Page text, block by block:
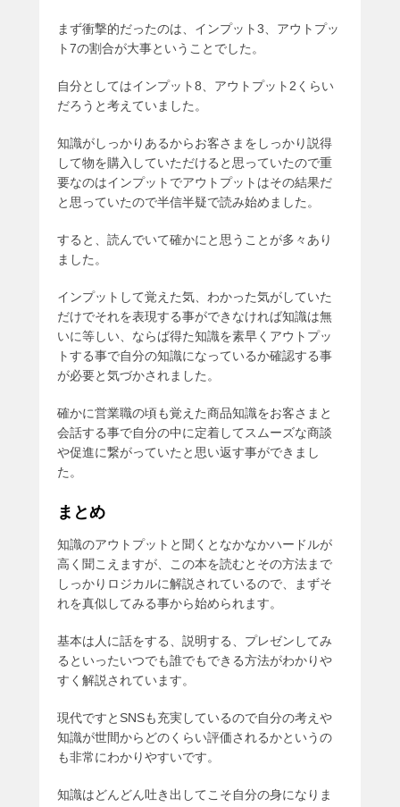
まず衝撃的だったのは、インプット3、アウトプッ
ト7の割合が大事ということでした。
自分としてはインプット8、アウトプット2くらい
だろうと考えていました。
知識がしっかりあるからお客さまをしっかり説得
して物を購入していただけると思っていたので重
要なのはインプットでアウトプットはその結果だ
と思っていたので半信半疑で読み始めました。
すると、読んでいて確かにと思うことが多々あり
ました。
インプットして覚えた気、わかった気がしていた
だけでそれを表現する事ができなければ知識は無
いに等しい、ならば得た知識を素早くアウトプッ
トする事で自分の知識になっているか確認する事
が必要と気づかされました。
確かに営業職の頃も覚えた商品知識をお客さまと
会話する事で自分の中に定着してスムーズな商談
や促進に繋がっていたと思い返す事ができまし
た。
まとめ
知識のアウトプットと聞くとなかなかハードルが
高く聞こえますが、この本を読むとその方法まで
しっかりロジカルに解説されているので、まずそ
れを真似してみる事から始められます。
基本は人に話をする、説明する、プレゼンしてみ
るといったいつでも誰でもできる方法がわかりや
すく解説されています。
現代ですとSNSも充実しているので自分の考えや
知識が世間からどのくらい評価されるかというの
も非常にわかりやすいです。
知識はどんどん吐き出してこそ自分の身になりま